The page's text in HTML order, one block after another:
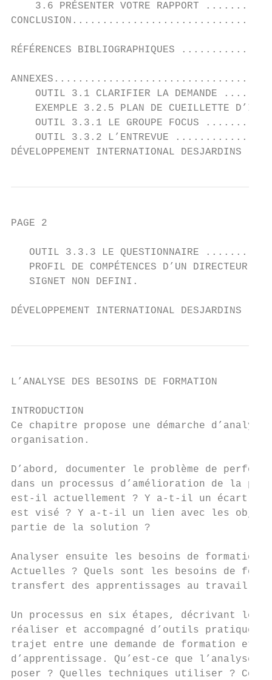
3.6 PRÉSENTER VOTRE RAPPORT
RÉFÉRENCES
OUTIL 3.1 CLARIFIER LA DEMANDE
EXEMPLE 3.2.5 PLAN DE CUEILLETTE
OUTIL 3.3.1 LE GROUPE FOCUS
OUTIL 3.3.2 L’ENTREVUE
DÉVELOPPEMENT INTERNATIONAL DESJARDINS
PAGE 2
OUTIL 3.3.3 LE QUESTIONNAIRE
PROFIL DE COMPÉTENCES D’UN DIRECTEUR
   SIGNET NON DEFINI.
DÉVELOPPEMENT INTERNATIONAL DESJARDINS
L’ANALYSE DES BESOINS DE FORMATION
INTRODUCTION
Ce chapitre propose une démarche
organisation.
D’abord, documenter le problème de
dans un processus d’amélioration de la
est-il actuellement ? Y a-t-il un écart
est visé ? Y a-t-il un lien avec les
partie de la solution ?
Analyser ensuite les besoins de formation.
Actuelles ? Quels sont les besoins de
transfert des apprentissages au travail ?
Un processus en six étapes, décrivant
réaliser et accompagné d’outils
trajet entre une demande de formation et
d’apprentissage. Qu’est-ce que l’analyse
poser ? Quelles techniques utiliser ?